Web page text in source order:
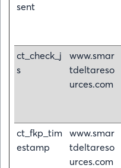
sent
ct_check_j
s
www.smar
tdeltareso
urces.com
ct_fkp_tim
estamp
www.smar
tdeltareso
urces.com